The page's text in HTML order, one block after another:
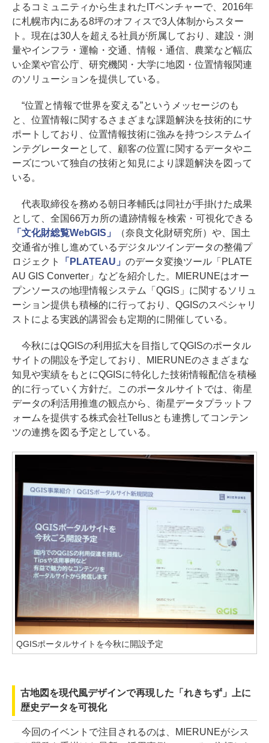
よるコミュニティから生まれたITベンチャーで、2016年
に札幌市内にある8坪のオフィスで3人体制からスター
ト。現在は30人を超える社員が所属しており、建設・測
量やインフラ・運輸・交通、情報・通信、農業など幅広
い企業や官公庁、研究機関・大学に地図・位置情報関連
のソリューションを提供している。
“位置と情報で世界を変える”というメッセージのも
と、位置情報に関するさまざまな課題解決を技術的にサ
ポートしており、位置情報技術に強みを持つシステムイ
ンテグレーターとして、顧客の位置に関するデータやニ
ーズについて独自の技術と知見により課題解決を図って
いる。
代表取締役を務める朝日孝輔氏は同社が手掛けた成果
として、全国66万カ所の遺跡情報を検索・可視化できる
「文化財総覧WebGIS」
（奈良文化財研究所）や、国土
交通省が推し進めているデジタルツインデータの整備プ
ロジェクト
「PLATEAU」 のデータ変換ツール「PLATE
AU GIS Converter」などを紹介した。MIERUNEはオー
プンソースの地理情報システム「QGIS」に関するソリュ
ーション提供も積極的に行っており、QGISのスペシャリ
ストによる実践的講習会も定期的に開催している。
今秋にはQGISの利用拡大を目指してQGISのポータル
サイトの開設を予定しており、MIERUNEのさまざまな
知見や実績をもとにQGISに特化した技術情報配信を積極
的に行っていく方針だ。このポータルサイトでは、衛星
データの利活用推進の観点から、衛星データプラットフ
ォームを提供する株式会社Tellusとも連携してコンテン
ツの連携を図る予定としている。
QGISポータルサイトを今秋に開設予定
古地図を現代風デザインで再現した「れきちず」上に
歴史データを可視化
今回のイベントで注目されるのは、MIERUNEがシス